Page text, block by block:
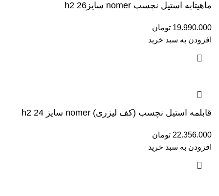
ماهیتابه استیل نچسپ nomer سایز26 h2
19.990.000 تومان
افزودن به سبد خرید
قابلمه استیل نچسب (کف لیزری) nomer سایز 24 h2
22.356.000 تومان
افزودن به سبد خرید